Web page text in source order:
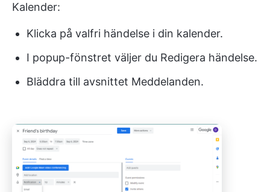
Kalender:
Klicka på valfri händelse i din kalender.
I popup-fönstret väljer du Redigera händelse.
Bläddra till avsnittet Meddelanden.